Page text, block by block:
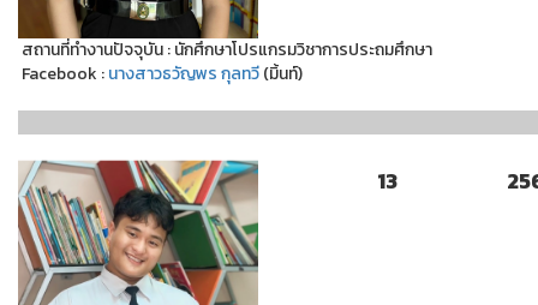
สถานที่ทำงานปัจจุบัน : นักศึกษาโปรแกรมวิชาการประถมศึกษา
Facebook :นางสาวธวัญพร กุลทวี(มิ้นท์)
13